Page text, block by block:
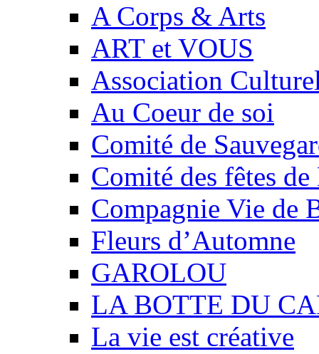
A Corps & Arts
ART et VOUS
Association
Au Coeur de soi
Comité de
Comité des fêtes
Compagnie Vie de
Fleurs d’Automne
GAROLOU
LA BOTTE DU
La vie est créative